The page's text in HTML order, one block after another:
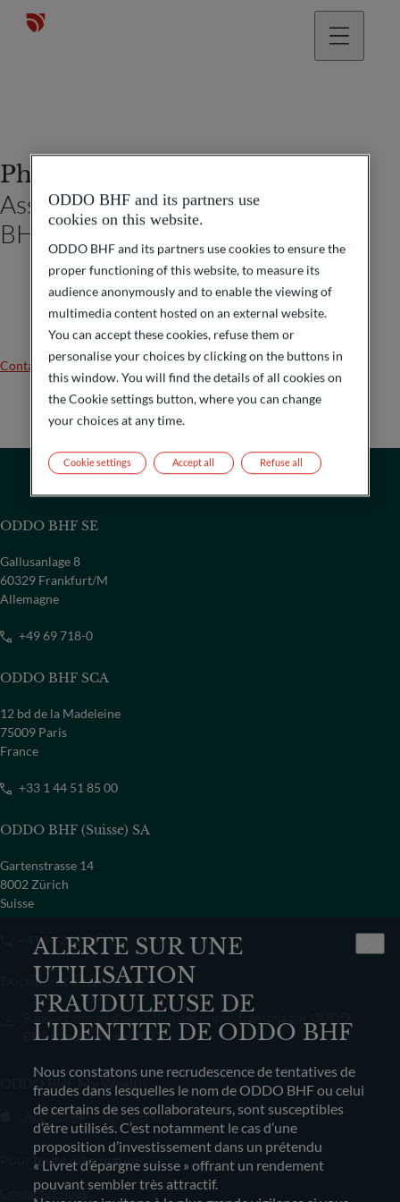
Sélectionner un pays
ALERTE SUR UNE
UTILISATION
FRAUDULEUSE DE
L'IDENTITE DE ODDO BHF
Nous constatons une recrudescence de tentatives de
fraudes dans lesquelles le nom de ODDO BHF ou celui
de certains de ses collaborateurs, sont susceptibles
d’être utilisés. C’est notamment le cas d’une
proposition d’investissement dans un prétendu
« Livret d’épargne suisse » offrant un rendement
pouvant sembler très attractif.
Philippe Oddo
Associé Gérant du Groupe ODDO
BHF
Contactez-nous
ODDO BHF SE
Gallusanlage 8
60329 Frankfurt/M
Allemagne
+49 69 718-0
ODDO BHF SCA
12 bd de la Madeleine
75009 Paris
France
+33 1 44 51 85 00
ODDO BHF (Suisse) SA
Gartenstrasse 14
8002 Zürich
Suisse
+41 44 209 75 11
Document à télécharger
BHF Banque Privée 2022
ODDO BHF My Wealth
App store Google Play
Pour toute information
Contactez-nous
ODDO BHF and its partners use
cookies on this website.
ODDO BHF and its partners use cookies to ensure the
proper functioning of this website, to measure its
audience anonymously and to enable the viewing of
multimedia content hosted on an external website.
You can accept these cookies, refuse them or
personalise your choices by clicking on the buttons in
this window. You will find the details of all cookies on
the Cookie settings button, where you can change
your choices at any time.
Cookie settings Refuse all
Accept all